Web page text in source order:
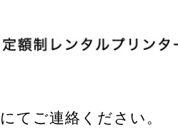
てご連絡ください。